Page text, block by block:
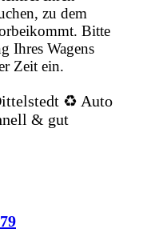
zu dem
Bitte
Ihres Wagens
Zeit ein.
♻️ Auto
& gut